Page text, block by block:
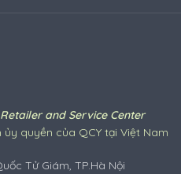
and Service Center
quyền của QCY tại Việt Nam
Tử Giám, TP.Hà Nội